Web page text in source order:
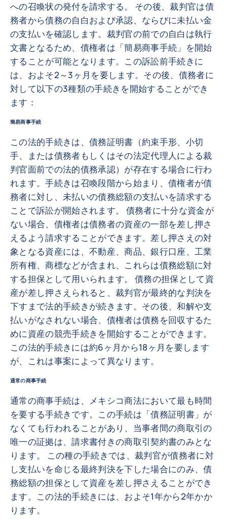
への召喚状の発付を請求する。 その後、裁判官は債
務者から債務の自白および承認、ならびに未払い金
の支払いを確認します。裁判官の前での自白は執行
文書となるため、債権者は「簡易商事手続」を開始
することが可能となります。この訴訟前手続きに
は、およそ2～3ヶ月を要します。その後、債務者に
対して以下の3種類の手続きを開始することができ
ます：
簡易商事手続
この法的手続きは、債務証明書（約束手形、小切
手、または債務者もしくはその法定代理人による裁
判官面前での法的債務承認）が存在する場合に行わ
れます。手続きは召喚段階から始まり、債権者が債
務者に対し、未払いの債務総額の支払いを請求する
ことで訴訟が開始されます。 債務者に十分な資金が
ない場合、債権者は債務者の資産の一部を差し押さ
えるよう請求することができます。差し押さえの対
象となる資産には、不動産、商品、銀行口座、工業
所有権、商標などが含まれ、これらは債務総額に対
する担保として用いられます。 債務の担保として資
産が差し押さえられると、裁判官が最終的な判決を
下すまで法的手続きが続きます。その後、和解や支
払いがなされない場合、債権者は債務を回収するた
めに資産の競売手続きを開始することができます。
この法的手続きには約6ヶ月から18ヶ月を要します
が、これは事案によって異なります。
通常の商事手続
通常の商事手続は、メキシコ商法において最も時間
を要する手続きです。この手続は「債務証明書」が
なくても行われることがあり、当事者間の商取引の
唯一の証拠は、請求書付きの商取引契約書のみとな
ります。 この種の手続きでは、裁判官が債務者に対
し支払いを命じる最終判決を下した場合にのみ、債
務総額の担保として資産を差し押さえることができ
ます。この法的手続きには、およそ1年から2年かか
ります。